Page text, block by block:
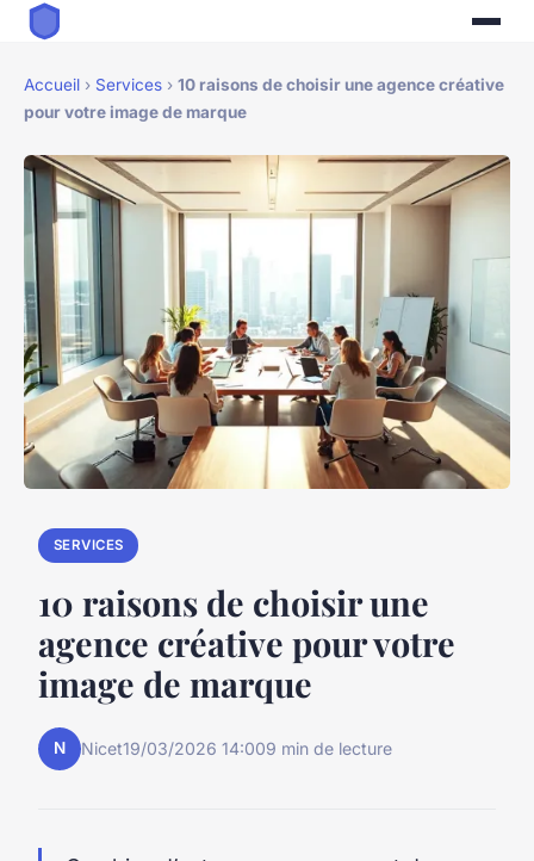
Accueil › Services › 10 raisons de choisir une agence créative
pour votre image de marque
SERVICES
10 raisons de choisir une
agence créative pour votre
image de marque
N Nicet19/03/2026 14:009 min de lecture